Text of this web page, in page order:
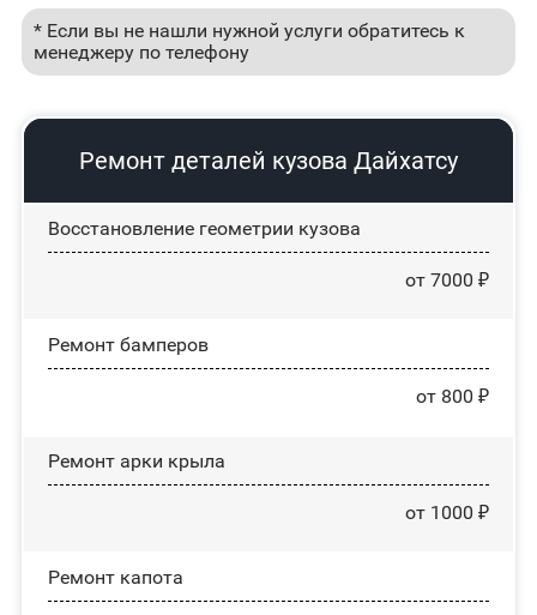
* Если вы не нашли нужной услуги обратитесь к
менеджеру по телефону
Ремонт деталей кузова Дайхатсу
Восстановление геометрии кузова
от 7000 ₽
Ремонт бамперов
от 800 ₽
Ремонт арки крыла
от 1000 ₽
Ремонт капота